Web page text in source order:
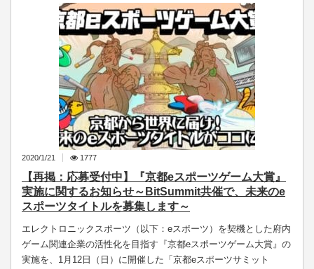
2020/1/21 1777
【再掲：応募受付中】『京都eスポーツゲーム大賞』
実施に関するお知らせ～BitSummit共催で、未来のe
スポーツタイトルを募集します～
エレクトロニックスポーツ（以下：eスポーツ）を契機とした府内
ゲーム関連企業の活性化を目指す『京都eスポーツゲーム大賞』の
実施を、1月12日（日）に開催した「京都eスポーツサミット